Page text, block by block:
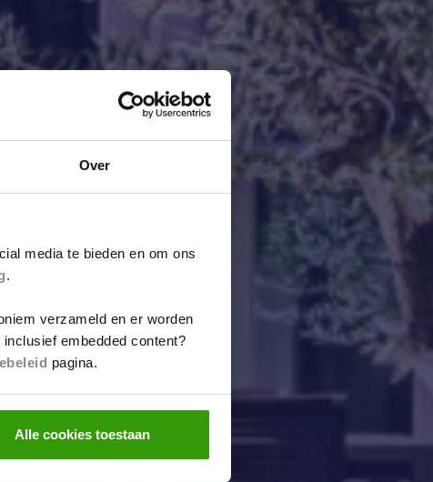
Over
media te bieden en om ons
.
verzameld en er worden
embedded content?
pagina.
Alle cookies toestaan